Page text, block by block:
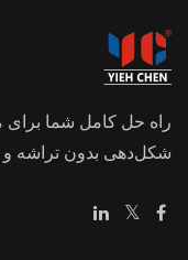
راه حل کامل شما برای
شکل‌دهی بدون تراشه و